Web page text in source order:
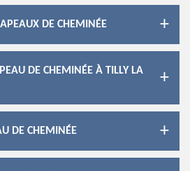
DE CHEMINÉE
DE CHEMINÉE À TILLY LA
DE CHEMINÉE